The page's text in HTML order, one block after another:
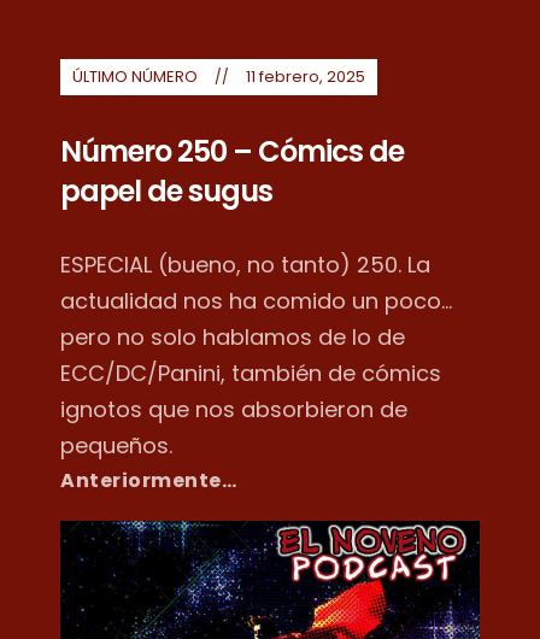
ÚLTIMO NÚMERO 11 febrero, 2025
Número 250 – Cómics de
papel de sugus
ESPECIAL (bueno, no tanto) 250. La
actualidad nos ha comido un poco...
pero no solo hablamos de lo de
ECC/DC/Panini, también de cómics
ignotos que nos absorbieron de
pequeños.
Anteriormente…